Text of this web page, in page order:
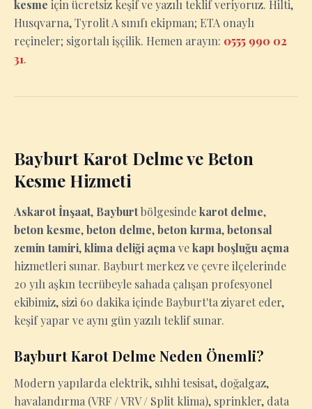
kesme için ücretsiz keşif ve yazılı teklif veriyoruz. Hilti,
Husqvarna, Tyrolit A sınıfı ekipman; ETA onaylı
reçineler; sigortalı işçilik. Hemen arayın: 0555 990 02
31.
Bayburt Karot Delme ve Beton
Kesme Hizmeti
Askarot İnşaat, Bayburtbölgesindekarot delme,
beton kesme,beton delme,beton kırma,betonsal
zemin tamiri,klima deliği açma vekapı boşluğu açma
hizmetleri sunar. Bayburt merkez ve çevre ilçelerinde
20 yılı aşkın tecrübeyle sahada çalışan profesyonel
ekibimiz, sizi 60 dakika içinde Bayburt'ta ziyaret eder,
keşif yapar ve aynı gün yazılı teklif sunar.
Bayburt Karot Delme Neden Önemli?
Modern yapılarda elektrik, sıhhi tesisat, doğalgaz,
havalandırma (VRF / VRV / Split klima), sprinkler, data